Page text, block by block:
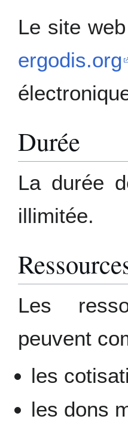
Le site
ergodis.org
Durée
La durée
illimitée.
Les
peuvent
les
les dons